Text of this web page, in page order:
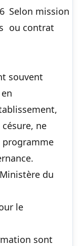
Selon mission
ou contrat
souvent
ne
programme
Ministère du
le
sont